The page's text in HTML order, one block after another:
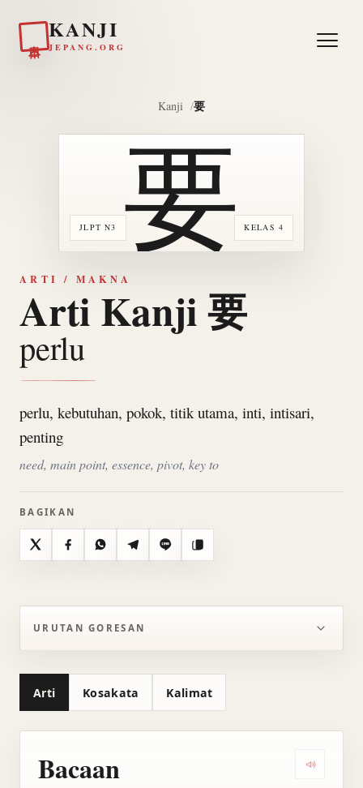
KANJI
JEPANG.ORG
Kanji 要
JLPT N3 KELAS 4
要
ARTI / MAKNA
Arti Kanji 要
perlu
perlu, kebutuhan, pokok, titik utama, inti, intisari,
penting
need, main point, essence, pivot, key to
BAGIKAN
X FacebookWhatsAppTelegramLine Salin
URUTAN GORESAN
Arti Kosakata Kalimat
Bacaan